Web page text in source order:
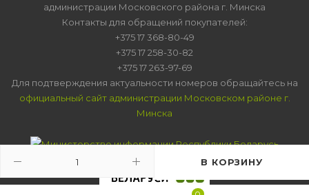
В КОРЗИНУ
администрации Московского района г. Минска
Контакты для обращений покупателей:
+375 17 368-80-49
+375 17 258-30-82
+375 17 263-97-69
Для подтверждения актуальности номеров обращайтесь на
официальный сайт администрации Московском районе г.
Минска